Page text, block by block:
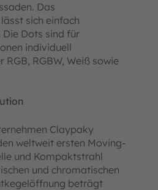
Das
sich einfach
Dots sind für
individuell
RGBW, Weiß sowie
Claypaky
weltweit ersten Moving-
und Kompaktstrahl
und chromatischen
beträgt